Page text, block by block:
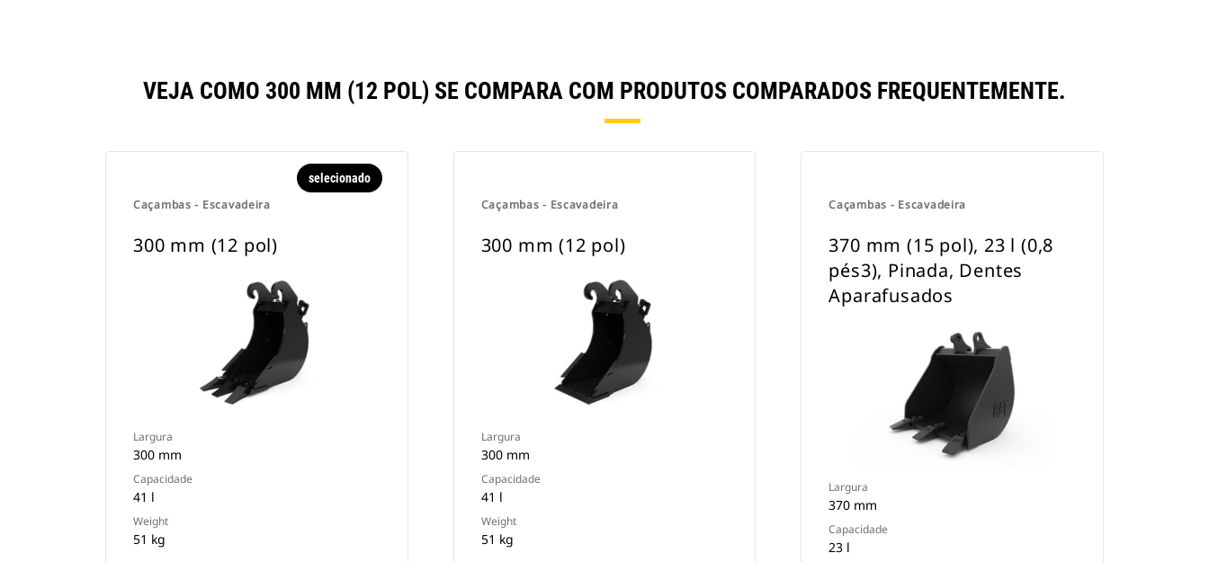
VEJA COMO 300 MM (12 POL) SE COMPARA COM PRODUTOS COMPARADOS FREQUENTEMENTE.
Caçambas - Escavadeira
selecionado
300 mm (12 pol)
Largura
300 mm
Capacidade
41 l
Weight
51 kg
Caçambas - Escavadeira
300 mm (12 pol)
Largura
300 mm
Capacidade
41 l
Weight
51 kg
Caçambas - Escavadeira
370 mm (15 pol), 23 l (0,8
pés3), Pinada, Dentes
Aparafusados
Largura
370 mm
Capacidade
23 l